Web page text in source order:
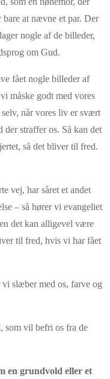
at nævne et par. Der
nogle af de billeder,
om Gud.
fået nogle billeder af
måske godt med vores
når vores liv er svært
straffer os. Så kan det
så det bliver til fred.
vej, har såret et andet
– så hører vi evangeliet
det kan alligevel være
til fred, hvis vi har fået
slæber med os, farve og
som vil befri os fra de
en grundvold eller et